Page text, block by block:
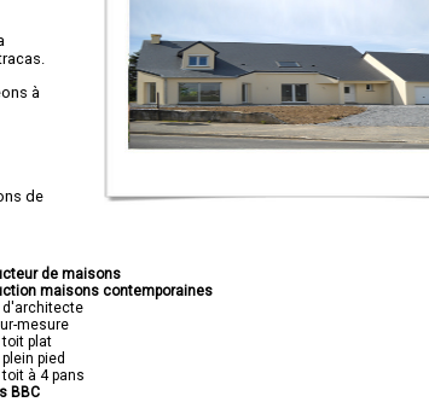
à
de
avec
de maisons
maisons contemporaines
d'architecte
mesure
toit plat
pied
à 4 pans
BBC